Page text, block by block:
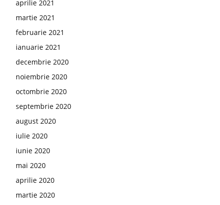
aprilie 2021
martie 2021
februarie 2021
ianuarie 2021
decembrie 2020
noiembrie 2020
octombrie 2020
septembrie 2020
august 2020
iulie 2020
iunie 2020
mai 2020
aprilie 2020
martie 2020